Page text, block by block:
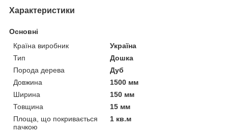
Характеристики
Основні
Країна виробник
Україна
Тип
Дошка
Порода дерева
Дуб
Довжина
1500 мм
Ширина
150 мм
Товщина
15 мм
Площа, що покривається
пачкою
1 кв.м